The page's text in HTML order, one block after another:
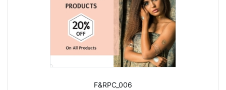
F&RPC_006